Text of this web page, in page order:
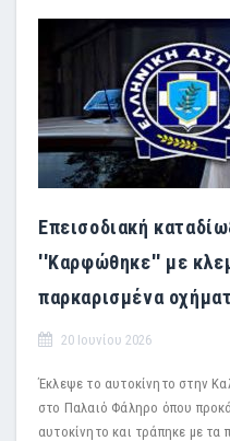
Επεισοδιακή
''Καρφώθηκε'' με
παρκαρισμένα
20 Ιουνίου 2026
Έκλεψε το αυτοκίνητο στην
στο Παλαιό Φάληρο όπου
αυτοκίνητο και τράπηκε με τα